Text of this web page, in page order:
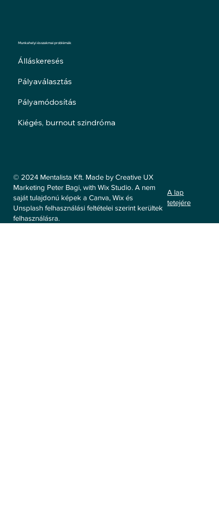
© 2024 Mentalista Kft. Made by Creative UX
Marketing Peter Bagi, with Wix Studio. A nem
saját tulajdonú képek a Canva, Wix és
Unsplash felhasználási feltételei szerint kerültek
felhasználásra.
A lap
tetejére
Munkahelyi és szakmai problémák
Álláskeresés
Pályaválasztás
Pályamódosítás
Kiégés, burnout szindróma